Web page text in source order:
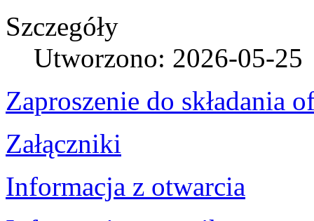
Szczegóły
Utworzono: 2026-05-25
Zaproszenie do składania
Załączniki
Informacja z otwarcia